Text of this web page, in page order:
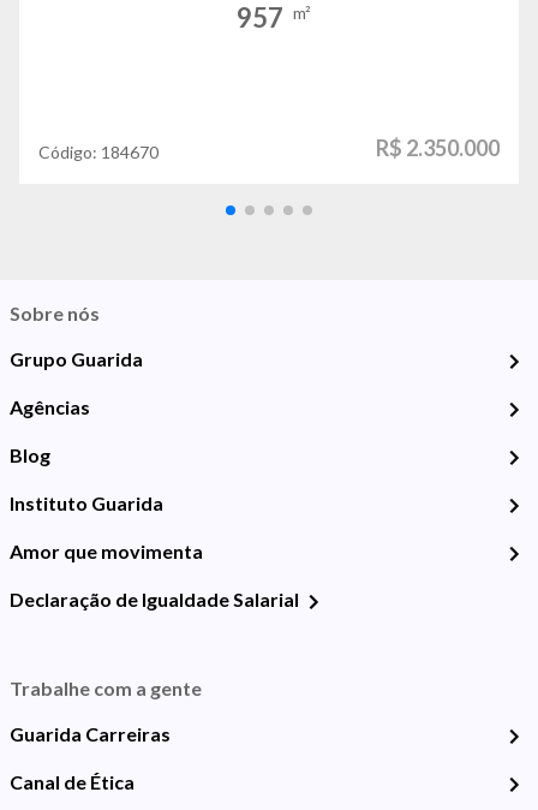
957 m²
Código: 184670 R$ 2.350.000
Sobre nós
Grupo Guarida
Agências
Blog
Instituto Guarida
Amor que movimenta
Declaração de Igualdade Salarial
Trabalhe com a gente
Guarida Carreiras
Canal de Ética